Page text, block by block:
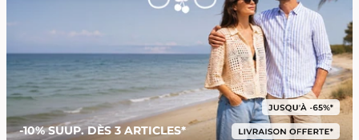
-10% SUUP. DÈS 3 ARTICLES*